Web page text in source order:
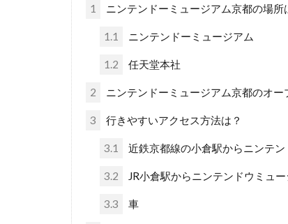
1 ニンテンドーミュージアム京都の場所
1.1 ニンテンドーミュージアム
1.2 任天堂本社
2 ニンテンドーミュージアム京都のオー
3 行きやすいアクセス方法は？
3.1 近鉄京都線の小倉駅からニンテ
3.2 JR小倉駅からニンテンドウミュ
3.3 車